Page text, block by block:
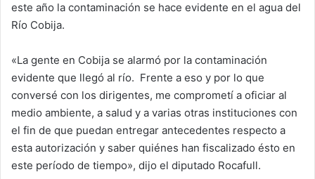
este año la contaminación se hace evidente en el agua del
Río Cobija.
«La gente en Cobija se alarmó por la contaminación
evidente que llegó al río. Frente a eso y por lo que
conversé con los dirigentes, me comprometí a oficiar al
medio ambiente, a salud y a varias otras instituciones con
el fin de que puedan entregar antecedentes respecto a
esta autorización y saber quiénes han fiscalizado ésto en
este período de tiempo», dijo el diputado Rocafull.